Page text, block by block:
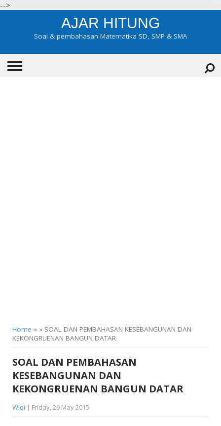
-->
AJAR HITUNG
Soal & pembahasan Matematika SD, SMP & SMA
Home » » SOAL DAN PEMBAHASAN KESEBANGUNAN DAN
KEKONGRUENAN BANGUN DATAR
SOAL DAN PEMBAHASAN
KESEBANGUNAN DAN
KEKONGRUENAN BANGUN DATAR
Widi | Friday, 29 May 2015